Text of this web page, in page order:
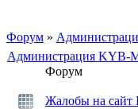
Форум »
Администрация KYB-
Форум
Жалобы на сайт